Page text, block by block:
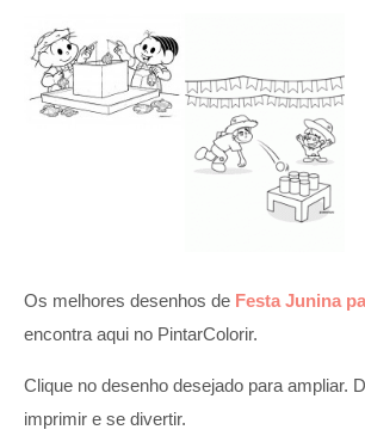
Os melhores desenhos de Festa Junina
encontra aqui no PintarColorir.
Clique no desenho desejado para ampliar.
imprimir e se divertir.